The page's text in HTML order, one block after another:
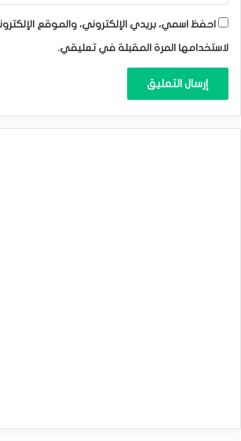
احفظ اسمي، بريدي الإلكتروني، والموقع
لاستخدامها المرة المقبلة في تعليقي.